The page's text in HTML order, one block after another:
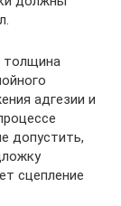
толщина
адгезии и
допустить,
сцепление